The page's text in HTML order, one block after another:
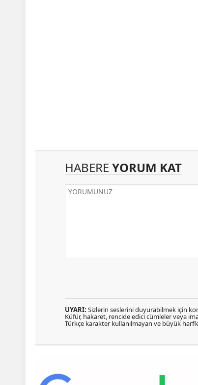
HABERE YORUM KAT
UYARI: Sizlerin seslerini duyurabilmek için
Küfür, hakaret, rencide edici cümleler veya
Türkçe karakter kullanılmayan ve büyük